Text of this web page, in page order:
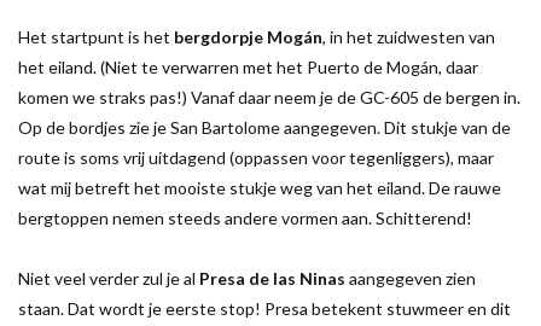
Het startpunt is het bergdorpje Mogán, in het zuidwesten van
het eiland. (Niet te verwarren met het Puerto de Mogán, daar
komen we straks pas!) Vanaf daar neem je de GC-605 de bergen in.
Op de bordjes zie je San Bartolome aangegeven. Dit stukje van de
route is soms vrij uitdagend (oppassen voor tegenliggers), maar
wat mij betreft het mooiste stukje weg van het eiland. De rauwe
bergtoppen nemen steeds andere vormen aan. Schitterend!
Niet veel verder zul je al Presa de las Ninas aangegeven zien
staan. Dat wordt je eerste stop! Presa betekent stuwmeer en dit